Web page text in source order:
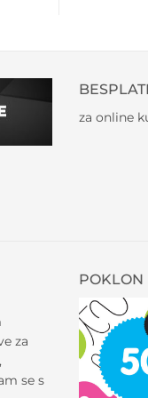
za online
za
se s
POKLON